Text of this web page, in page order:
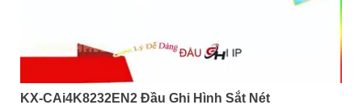
KX-CAi4K8232EN2 Đầu Ghi Hình Sắt Nét